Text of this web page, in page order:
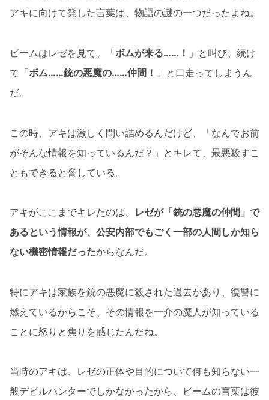
アキに向けて発した言葉は、物語の謎の一つだったよね。
ビームはレゼを見て、「ボムが来る……！ 」と叫び、続け
て「ボム……銃の悪魔の……仲間！ 」と口走ってしまうん
だ。
この時、アキは激しく問い詰めるんだけど、「なんでお前
がそんな情報を知っているんだ？」とキレて、最悪殺すこ
ともできると脅している。
アキがここまでキレたのは、 レゼが「銃の悪魔の仲間」で
あるという情報が、公安内部でもごく一部の人間しか知ら
ない機密情報だったからなんだ。
特にアキは家族を銃の悪魔に殺された過去があり、復讐に
燃えているからこそ、その情報を一介の魔人が知っている
ことに怒りと焦りを感じたんだね。
当時のアキは、レゼの正体や目的について何も知らない一
般デビルハンターでしかなかったから、ビームの言葉は彼